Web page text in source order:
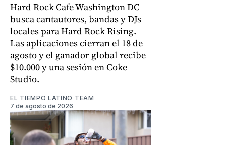
Hard Rock Cafe Washington DC
busca cantautores, bandas y DJs
locales para Hard Rock Rising.
Las aplicaciones cierran el 18 de
agosto y el ganador global recibe
$10.000 y una sesión en Coke
Studio.
EL TIEMPO LATINO TEAM
7 de agosto de 2026